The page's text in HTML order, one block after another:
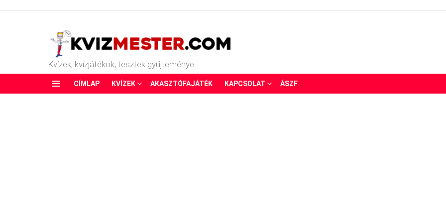
Kvízek, kvízjátékok, tesztek gyűjteménye
CÍMLAP KVÍZEK AKASZTÓFAJÁTÉK KAPCSOLAT ÁSZF